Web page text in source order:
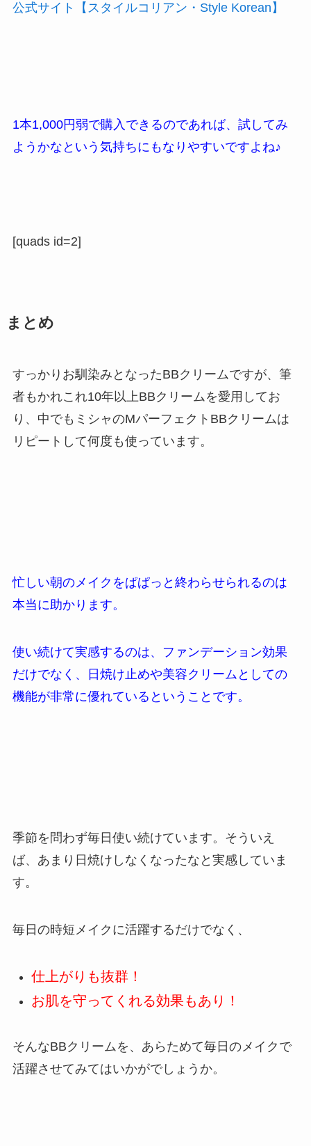
公式サイト【スタイルコリアン・Style Korean】
1本1,000円弱で購入できるのであれば、試してみ
ようかなという気持ちにもなりやすいですよね♪
[quads id=2]
まとめ
すっかりお馴染みとなったBBクリームですが、筆
者もかれこれ10年以上BBクリームを愛用してお
り、中でもミシャのMパーフェクトBBクリームは
リピートして何度も使っています。
忙しい朝のメイクをぱぱっと終わらせられるのは
本当に助かります。
使い続けて実感するのは、ファンデーション効果
だけでなく、日焼け止めや美容クリームとしての
機能が非常に優れているということです。
季節を問わず毎日使い続けています。そういえ
ば、あまり日焼けしなくなったなと実感していま
す。
毎日の時短メイクに活躍するだけでなく、
仕上がりも抜群！
お肌を守ってくれる効果もあり！
そんなBBクリームを、あらためて毎日のメイクで
活躍させてみてはいかがでしょうか。